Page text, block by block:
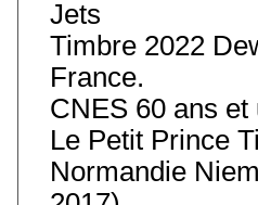
Jets
Timbre 2022
France.
CNES 60 ans
Le Petit Prince
Normandie